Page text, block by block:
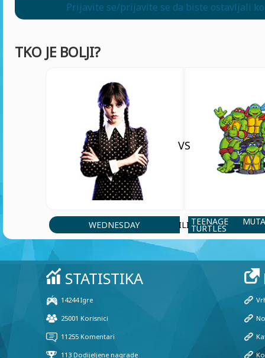
Prijavite se/prijavite se da biste ostavljali
TKO JE BOLJI?
WEDNESDAY
VS
ILI TEENAGE
TURTLES